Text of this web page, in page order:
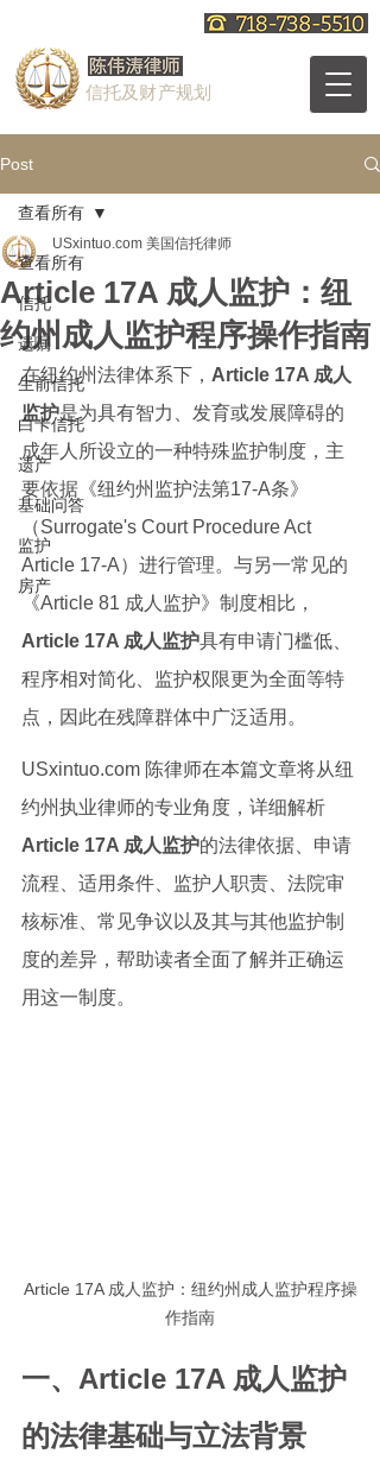
信托及财产规划
Post
查看所有
信托
遗嘱
生前信托
白卡信托
遗产
基础问答
监护
房产
查看所有
Article 17A 成人监护：纽
约州成人监护程序操作指南
USxintuo.com 美国信托律师
在纽约州法律体系下， Article 17A 成人
监护是为具有智力、发育或发展障碍的
成年人所设立的一种特殊监护制度，主
要依据《纽约州监护法第17-A条》
（Surrogate's Court Procedure Act
Article 17-A）进行管理。与另一常见的
《Article 81 成人监护》制度相比，
Article 17A 成人监护具有申请门槛低、
程序相对简化、监护权限更为全面等特
点，因此在残障群体中广泛适用。
USxintuo.com 陈律师在本篇文章将从纽
约州执业律师的专业角度，详细解析
Article 17A 成人监护的法律依据、申请
流程、适用条件、监护人职责、法院审
核标准、常见争议以及其与其他监护制
度的差异，帮助读者全面了解并正确运
用这一制度。
Article 17A 成人监护：纽约州成人监护程序操
作指南
一、Article 17A 成人监护
的法律基础与立法背景